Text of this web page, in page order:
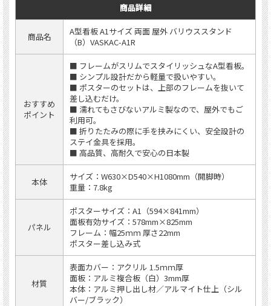
商品詳細
商品名
A型看板 A1サイズ 両面 屋外 バリウススタンド
（B）VASKAC-A1R
おすすめ
ポイント
■ フレームがスリムでスタイリッシュなA型看板。
■ シンプル設計だから軽量で扱いやすい。
■ ポスターのセットは、上部のフレームを抜いて
差し込むだけ。
■ 濡れてもさびないアルミ製なので、屋外でもご
利用可。
■ 折りたたみの際に手を挟みにくい、安全設計の
ステイ金具を採用。
■ 高品質、高耐久で安心の日本製
本体
サイズ：W630×D540×H1080mm（開脚時）
重量：7.8kg
パネル
ポスターサイズ：A1（594×841mm）
面板有効サイズ：578mm×825mm
フレーム：幅25ｍｍ 厚さ22mm
ポスター差し込み式
材質
表面カバー：アクリル 1.5ｍｍ厚
面板：アルミ複合板（白）3mm厚
本体：アルミ押し出し材／アルマイト仕上（シル
バー/ブラック）